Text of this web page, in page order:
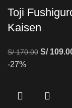
Toji
Kaisen
S/170.00 S/
-27%